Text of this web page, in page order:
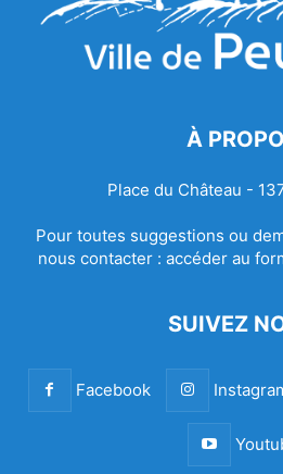
À
Place du Château -
Pour toutes suggestions ou
nous contacter : accéder au
SUIVEZ
Facebook